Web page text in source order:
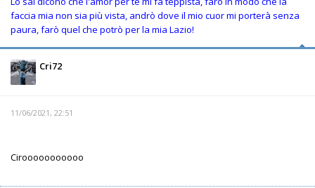
faccia mia non sia più vista, andrò dove il mio cuor mi porterà senza
paura, farò quel che potrò per la mia Lazio!
Cri72
11/06/2021, 22:51
Cirooooooooooo